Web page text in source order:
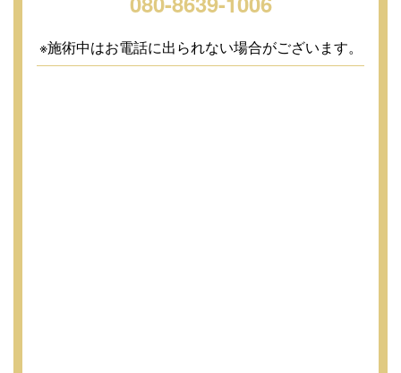
※施術中はお電話に出られない場合がございます。